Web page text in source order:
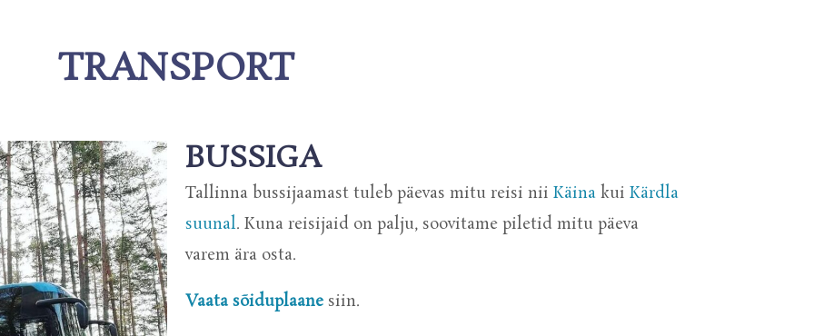
TRANSPORT
BUSSIGA
Tallinna bussijaamast tuleb päevas mitu reisi nii Käina kui Kärdla
suunal. Kuna reisijaid on palju, soovitame piletid mitu päeva
varem ära osta.
Vaata sõiduplaanesiin.